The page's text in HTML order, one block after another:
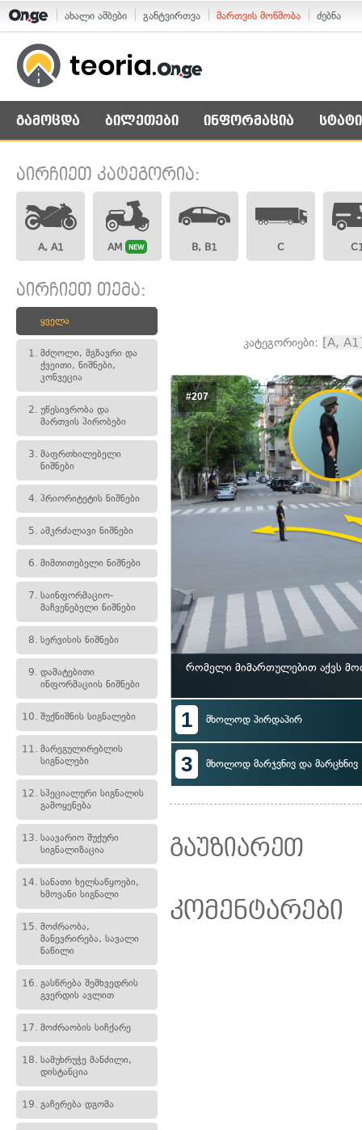
ახალი ამბები განტვირთვა მართვის მოწმობა ძებნა
გამოცდა ბილეთები ინფორმაცია
აირჩიეთ კატეგორია:
A, A1 AM NEW B, B1 C
აირჩიეთ თემა:
ყველა
1. მძღოლი, მგზავრი და
ქვეითი, ნიშნები,
კონვეცია
2. უწესივრობა და
მართვის პირობები
3. მაფრთხილებელი
ნიშნები
4. პრიორიტეტის ნიშნები
5. ამკრძალავი ნიშნები
6. მიმთითებელი ნიშნები
7. საინფორმაციო-
მაჩვენებელი ნიშნები
8. სერვისის ნიშნები
9. დამატებითი
ინფორმაციის ნიშნები
10. შუქნიშნის სიგნალები
11. მარეგულირებლის
სიგნალები
12. სპეციალური სიგნალის
გამოყენება
13. საავარიო შუქური
სიგნალიზაცია
14. სანათი ხელსაწყოები,
ხმოვანი სიგნალი
15. მოძრაობა,
მანევრირება, სავალი
ნაწილი
16. გასწრება შემხვედრის
გვერდის ავლით
17. მოძრაობის სიჩქარე
18. სამუხრუჭე მანძილი,
დისტანცია
19. გაჩერება დგომა
კატეგორიები: [A,
#207
რომელი მიმართულებით აქვს
1 მხოლოდ პირდაპირ
3 მხოლოდ მარჯვნივ და მარცხნივ
გაუზიარეთ
კომენტარები